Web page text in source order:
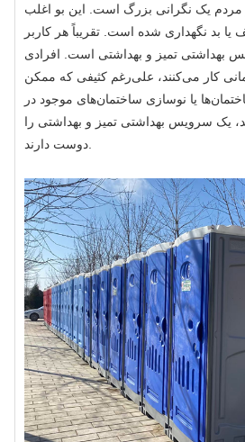
مردم یک نگرانی بزرگ است. این بو اغلب
یا بد نگهداری شده است. تقریباً هر کاربر
بهداشتی تمیز و بهداشتی است. افرادی
کار می‌کنند، علی‌رغم کثیفی که ممکن
یا نوسازی ساختمان‌های موجود در
یک سرویس بهداشتی تمیز و بهداشتی را